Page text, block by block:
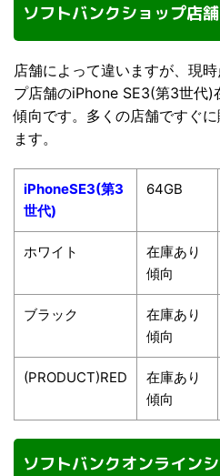
ソフトバンクショップ店
店舗によって違いますが、現
プ店舗のiPhone SE3(第3世代)
傾向です。多くの店舗ですぐ
ます。
iPhoneSE3(第3
世代)
64GB
ホワイト
在庫あり
傾向
ブラック
在庫あり
傾向
(PRODUCT)RED
在庫あり
傾向
ソフトバンクオンライン